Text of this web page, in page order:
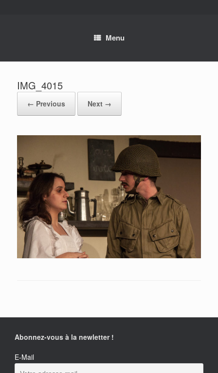
Menu
IMG_4015
← Previous Next →
Abonnez-vous à la newletter !
E-Mail